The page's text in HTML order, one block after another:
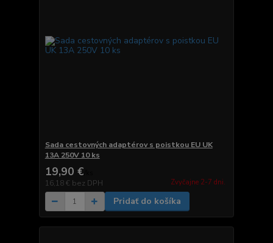
Sada cestovných adaptérov s poistkou EU UK
13A 250V 10 ks
19,90 €
16,18 € bez DPH Zvyčajne 2-7 dni.
Pridať do košíka